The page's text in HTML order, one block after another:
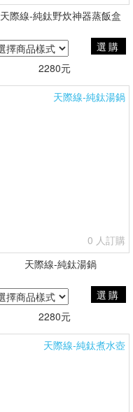
天際線-純鈦野炊神器蒸飯盒
選購
2280元
0 人訂購
天際線-純鈦湯鍋
選購
2280元